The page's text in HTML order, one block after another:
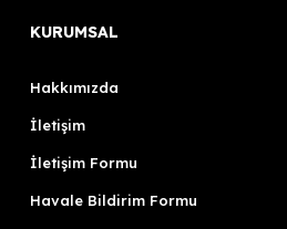
KURUMSAL
Hakkımızda
İletişim
İletişim Formu
Havale Bildirim Formu